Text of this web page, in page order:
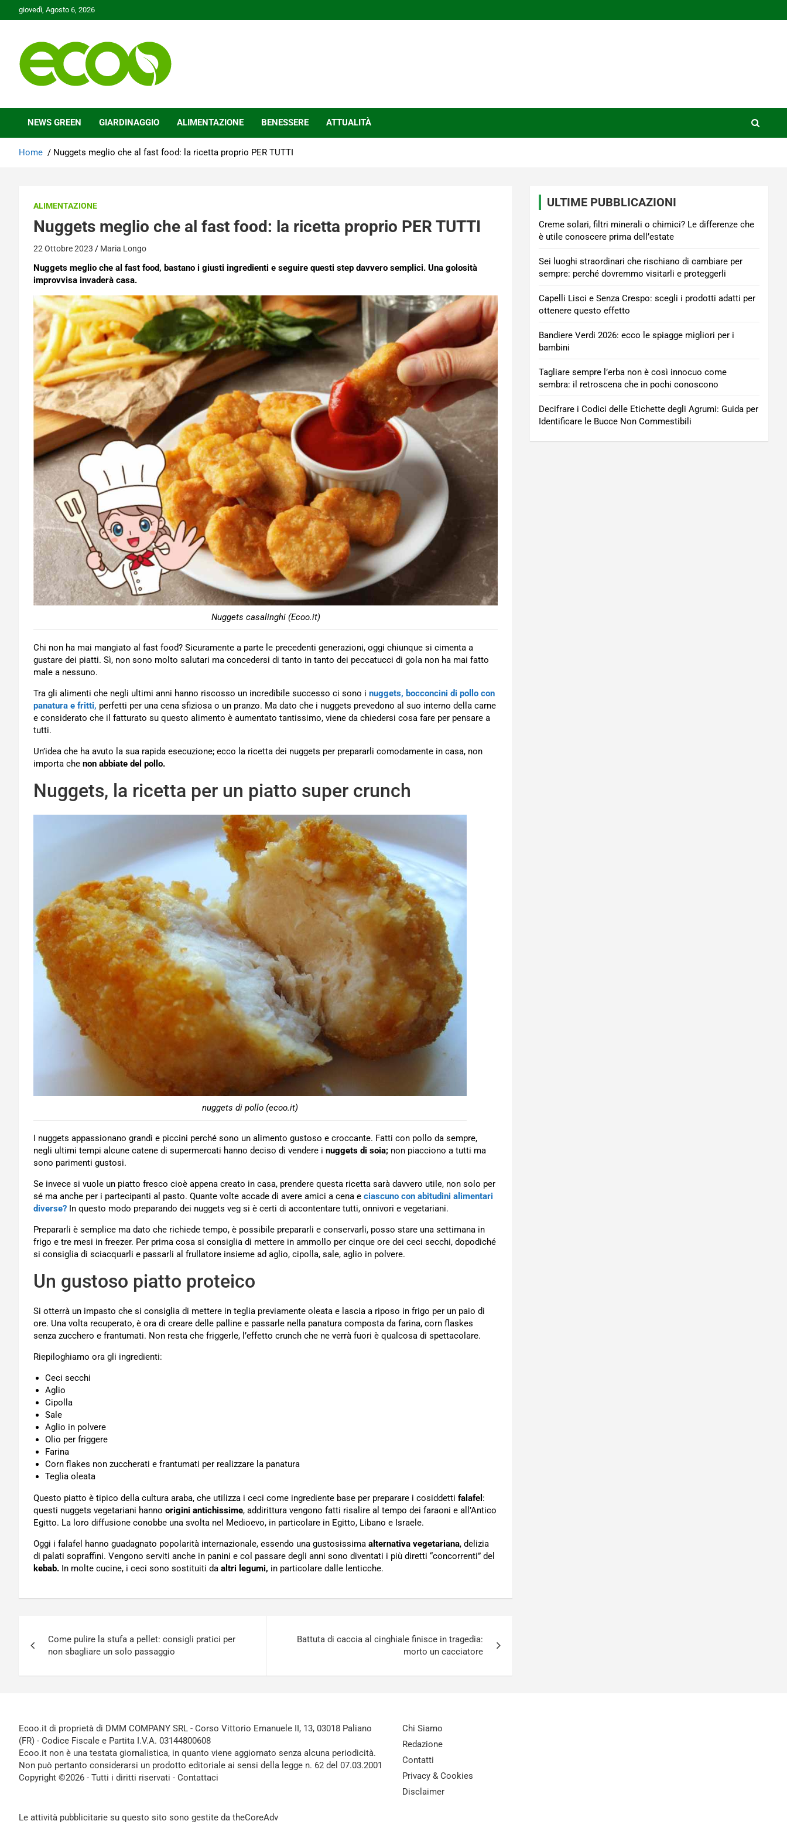
to
giovedì, Agosto 6, 2026
Ecoo.it
NEWS GREEN GIARDINAGGIO ALIMENTAZIONE BENESSERE ATTUALITÀ
Home Nuggets meglio che al fast food: la ricetta proprio PER TUTTI
ALIMENTAZIONE
Nuggets meglio che al fast food: la ricetta proprio PER TUTTI
22 Ottobre 2023 Maria Longo
Nuggets meglio che al fast food, bastano i giusti ingredienti e seguire questi step davvero semplici. Una golosità
improvvisa invaderà casa.
Nuggets casalinghi (Ecoo.it)
Chi non ha mai mangiato al fast food? Sicuramente a parte le precedenti generazioni, oggi chiunque si cimenta a
gustare dei piatti. Sì, non sono molto salutari ma concedersi di tanto in tanto dei peccatucci di gola non ha mai fatto
male a nessuno.
Tra gli alimenti che negli ultimi anni hanno riscosso un incredibile successo ci sono i nuggets, bocconcini di pollo con
panatura e fritti, perfetti per una cena sfiziosa o un pranzo. Ma dato che i nuggets prevedono al suo interno della carne
e considerato che il fatturato su questo alimento è aumentato tantissimo, viene da chiedersi cosa fare per pensare a
tutti.
Un’idea che ha avuto la sua rapida esecuzione; ecco la ricetta dei nuggets per prepararli comodamente in casa, non
importa che non abbiate del pollo.
Nuggets, la ricetta per un piatto super crunch
nuggets di pollo (ecoo.it)
I nuggets appassionano grandi e piccini perché sono un alimento gustoso e croccante. Fatti con pollo da sempre,
negli ultimi tempi alcune catene di supermercati hanno deciso di vendere i nuggets di soia; non piacciono a tutti ma
sono parimenti gustosi.
Se invece si vuole un piatto fresco cioè appena creato in casa, prendere questa ricetta sarà davvero utile, non solo per
sé ma anche per i partecipanti al pasto. Quante volte accade di avere amici a cena e ciascuno con abitudini alimentari
diverse? In questo modo preparando dei nuggets veg si è certi di accontentare tutti, onnivori e vegetariani.
Prepararli è semplice ma dato che richiede tempo, è possibile prepararli e conservarli, posso stare una settimana in
frigo e tre mesi in freezer. Per prima cosa si consiglia di mettere in ammollo per cinque ore dei ceci secchi, dopodiché
si consiglia di sciacquarli e passarli al frullatore insieme ad aglio, cipolla, sale, aglio in polvere.
Un gustoso piatto proteico
Si otterrà un impasto che si consiglia di mettere in teglia previamente oleata e lascia a riposo in frigo per un paio di
ore. Una volta recuperato, è ora di creare delle palline e passarle nella panatura composta da farina, corn flaskes
senza zucchero e frantumati. Non resta che friggerle, l’effetto crunch che ne verrà fuori è qualcosa di spettacolare.
Riepiloghiamo ora gli ingredienti:
Ceci secchi
Aglio
Cipolla
Sale
Aglio in polvere
Olio per friggere
Farina
Corn flakes non zuccherati e frantumati per realizzare la panatura
Teglia oleata
Questo piatto è tipico della cultura araba, che utilizza i ceci come ingrediente base per preparare i cosiddetti falafel :
questi nuggets vegetariani hanno origini antichissime, addirittura vengono fatti risalire al tempo dei faraoni e all’Antico
Egitto. La loro diffusione conobbe una svolta nel Medioevo, in particolare in Egitto, Libano e Israele.
Oggi i falafel hanno guadagnato popolarità internazionale, essendo una gustosissima alternativa vegetariana, delizia
di palati sopraffini. Vengono serviti anche in panini e col passare degli anni sono diventati i più diretti “concorrenti” del
kebab. In molte cucine, i ceci sono sostituiti da altri legumi, in particolare dalle lenticche.
articoli
Come pulire la stufa a pellet: consigli pratici per
non sbagliare un solo passaggio
Battuta di caccia al cinghiale finisce in tragedia:
morto un cacciatore
ULTIME PUBBLICAZIONI
Creme solari, filtri minerali o chimici? Le differenze che
è utile conoscere prima dell’estate
Sei luoghi straordinari che rischiano di cambiare per
sempre: perché dovremmo visitarli e proteggerli
Capelli Lisci e Senza Crespo: scegli i prodotti adatti per
ottenere questo effetto
Bandiere Verdi 2026: ecco le spiagge migliori per i
bambini
Tagliare sempre l’erba non è così innocuo come
sembra: il retroscena che in pochi conoscono
Decifrare i Codici delle Etichette degli Agrumi: Guida per
Identificare le Bucce Non Commestibili
Ecoo.it di proprietà di DMM COMPANY SRL - Corso Vittorio Emanuele II, 13, 03018 Paliano
(FR) - Codice Fiscale e Partita I.V.A. 03144800608
Ecoo.it non è una testata giornalistica, in quanto viene aggiornato senza alcuna periodicità.
Non può pertanto considerarsi un prodotto editoriale ai sensi della legge n. 62 del 07.03.2001
Copyright ©2026 - Tutti i diritti riservati - Contattaci
Le attività pubblicitarie su questo sito sono gestite da theCoreAdv
Chi Siamo
Redazione
Contatti
Privacy & Cookies
Disclaimer